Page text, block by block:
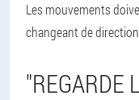
Les mouvements
changeant de
"REGARDE